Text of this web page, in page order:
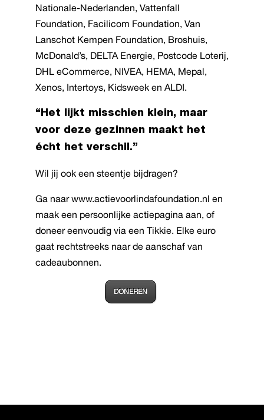
Nationale-Nederlanden, Vattenfall
Foundation, Facilicom Foundation, Van
Lanschot Kempen Foundation, Broshuis,
McDonald’s, DELTA Energie, Postcode Loterij,
DHL eCommerce, NIVEA, HEMA, Mepal,
Xenos, Intertoys, Kidsweek en ALDI.
“Het lijkt misschien klein, maar
voor deze gezinnen maakt het
écht het verschil.”
Wil jij ook een steentje bijdragen?
Ga naar www.actievoorlindafoundation.nl en
maak een persoonlijke actiepagina aan, of
doneer eenvoudig via een Tikkie. Elke euro
gaat rechtstreeks naar de aanschaf van
cadeaubonnen.
DONEREN